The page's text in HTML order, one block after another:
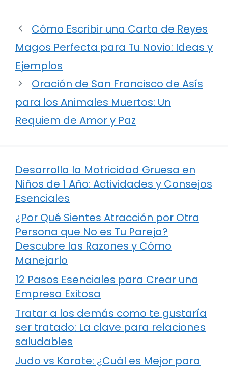
Cómo Escribir una Carta de Reyes
Magos Perfecta para Tu Novio: Ideas y
Ejemplos
Oración de San Francisco de Asís
para los Animales Muertos: Un
Requiem de Amor y Paz
Desarrolla la Motricidad Gruesa en
Niños de 1 Año: Actividades y Consejos
Esenciales
¿Por Qué Sientes Atracción por Otra
Persona que No es Tu Pareja?
Descubre las Razones y Cómo
Manejarlo
12 Pasos Esenciales para Crear una
Empresa Exitosa
Tratar a los demás como te gustaría
ser tratado: La clave para relaciones
saludables
Judo vs Karate: ¿Cuál es Mejor para